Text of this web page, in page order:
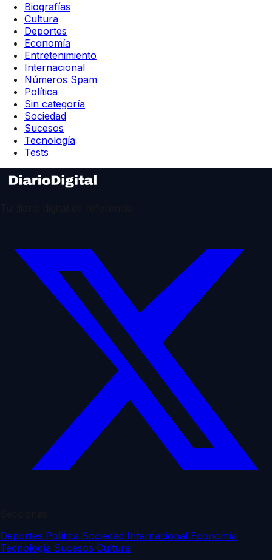
Biografías
Cultura
Deportes
Economía
Entretenimiento
Internacional
Números Spam
Política
Sin categoría
Sociedad
Sucesos
Tecnología
Tests
Deportes Política Sociedad Internacional Economía
Tecnología Sucesos Cultura